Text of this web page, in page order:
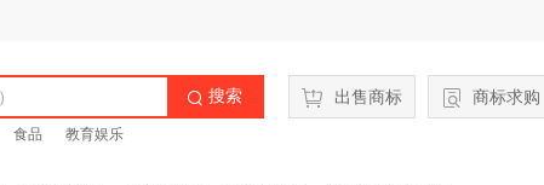
 搜索
食品 教育娱乐
出售商标 商标求购